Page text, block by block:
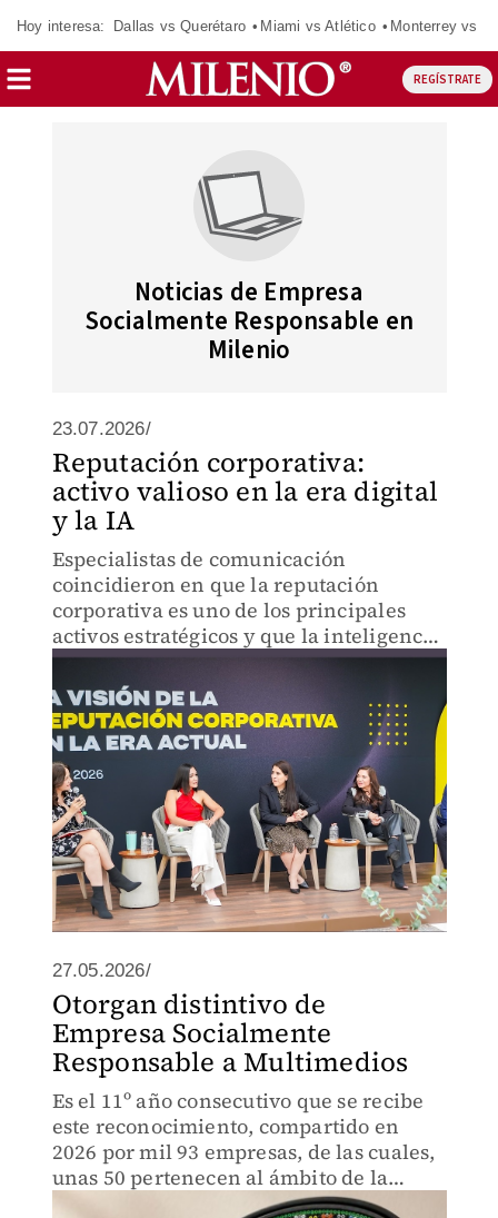
Hoy interesa: Dallas vs Querétaro Miami vs Atlético Monterrey vs
REGÍSTRATE
Noticias de Empresa
Socialmente Responsable en
Milenio
23.07.2026/
Reputación corporativa:
activo valioso en la era digital
y la IA
Especialistas de comunicación
coincidieron en que la reputación
corporativa es uno de los principales
activos estratégicos y que la inteligencia
artificial exige nuevas formas de
comunicación
27.05.2026/
Otorgan distintivo de
Empresa Socialmente
Responsable a Multimedios
Es el 11º año consecutivo que se recibe
este reconocimiento, compartido en
2026 por mil 93 empresas, de las cuales,
unas 50 pertenecen al ámbito de la
comunicación.